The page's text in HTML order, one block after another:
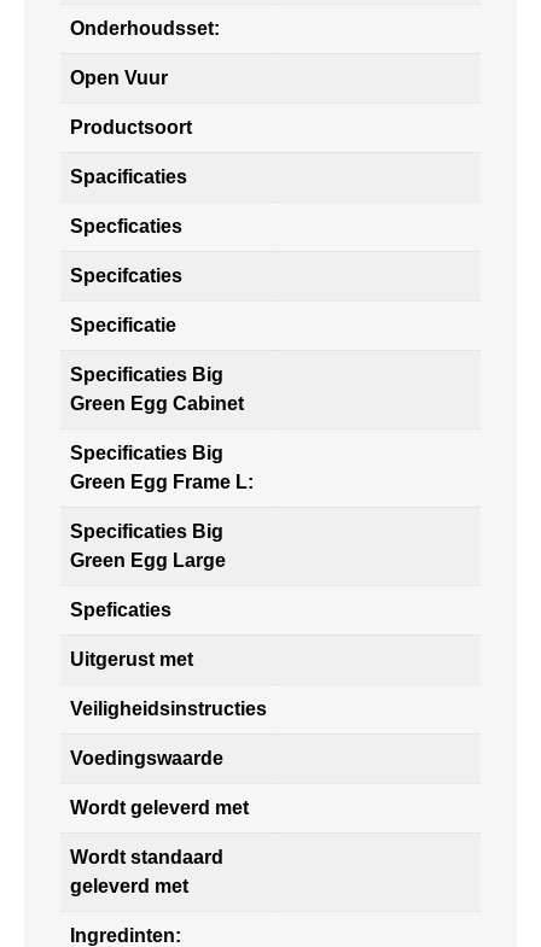
Onderhoudsset:
Open Vuur
Productsoort
Spacificaties
Specficaties
Specifcaties
Specificatie
Specificaties Big
Green Egg Cabinet
Specificaties Big
Green Egg Frame L:
Specificaties Big
Green Egg Large
Speficaties
Uitgerust met
Veiligheidsinstructies
Voedingswaarde
Wordt geleverd met
Wordt standaard
geleverd met
Ingredinten: